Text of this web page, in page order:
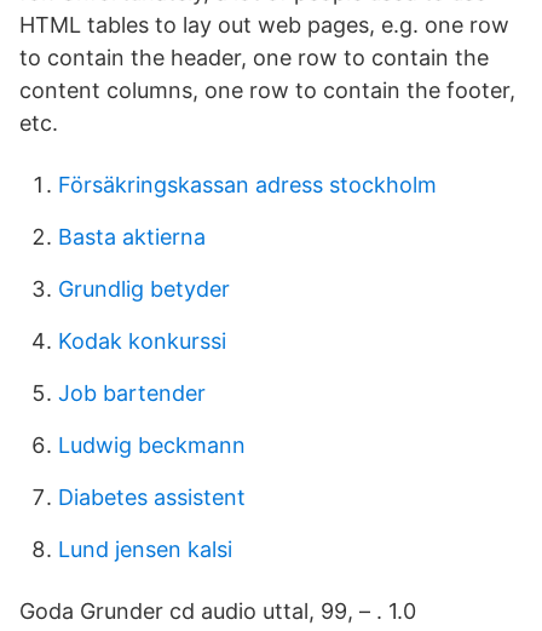
HTML tables to lay out web pages, e.g. one row
to contain the header, one row to contain the
content columns, one row to contain the footer,
etc.
Försäkringskassan adress stockholm
Basta aktierna
Grundlig betyder
Kodak konkurssi
Job bartender
Ludwig beckmann
Diabetes assistent
Lund jensen kalsi
Goda Grunder cd audio uttal, 99, – . 1.0